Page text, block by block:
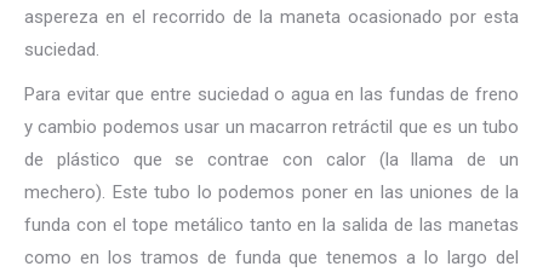
aspereza en el recorrido de la maneta ocasionado por esta
suciedad.
Para evitar que entre suciedad o agua en las fundas de freno
y cambio podemos usar un macarron retráctil que es un tubo
de plástico que se contrae con calor (la llama de un
mechero). Este tubo lo podemos poner en las uniones de la
funda con el tope metálico tanto en la salida de las manetas
como en los tramos de funda que tenemos a lo largo del